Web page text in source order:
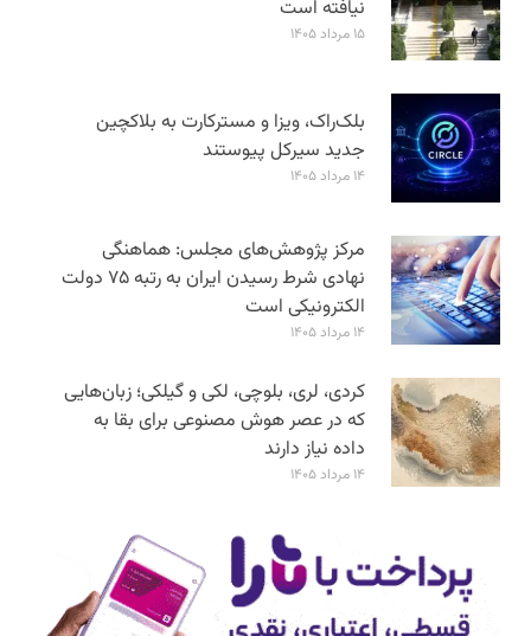
نیافته است
۱۵ مرداد ۱۴۰۵
بلک‌راک، ویزا و مسترکارت به بلاکچین
جدید سیرکل پیوستند
۱۴ مرداد ۱۴۰۵
مرکز پژوهش‌های مجلس: هماهنگی
نهادی شرط رسیدن ایران به رتبه ۷۵ دولت
الکترونیکی است
۱۴ مرداد ۱۴۰۵
کردی، لری، بلوچی، لکی و گیلکی؛ زبان‌هایی
که در عصر هوش مصنوعی برای بقا به
داده نیاز دارند
۱۴ مرداد ۱۴۰۵